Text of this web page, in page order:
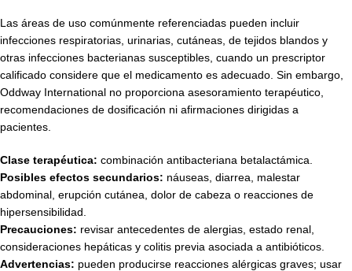
Las áreas de uso comúnmente referenciadas pueden incluir
infecciones respiratorias, urinarias, cutáneas, de tejidos blandos y
otras infecciones bacterianas susceptibles, cuando un prescriptor
calificado considere que el medicamento es adecuado. Sin embargo,
Oddway International no proporciona asesoramiento terapéutico,
recomendaciones de dosificación ni afirmaciones dirigidas a
pacientes.
Clase terapéutica: combinación antibacteriana betalactámica.
Posibles efectos secundarios: náuseas, diarrea, malestar
abdominal, erupción cutánea, dolor de cabeza o reacciones de
hipersensibilidad.
Precauciones: revisar antecedentes de alergias, estado renal,
consideraciones hepáticas y colitis previa asociada a antibióticos.
Advertencias: pueden producirse reacciones alérgicas graves; usar